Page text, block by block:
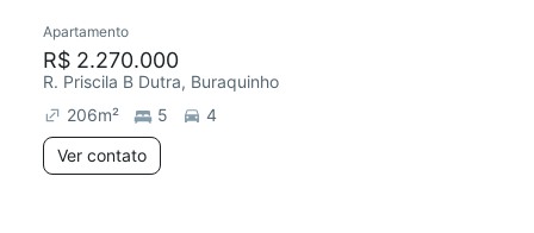
Apartamento
R$ 2.270.000
R. Priscila B Dutra, Buraquinho
206m² 5
4
Ver contato